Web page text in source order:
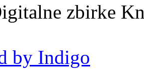
zbirke
by Indigo